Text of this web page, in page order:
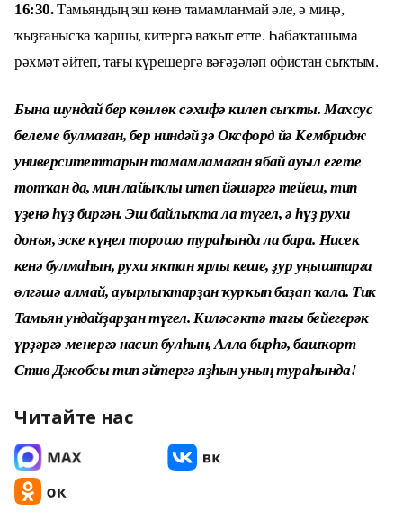
16:30.Тамьяндың эш көнө тамамланмай әле, ә миңә,
ҡыҙғанысҡа ҡаршы, китергә ваҡыт етте. Һабаҡташыма
рәхмәт әйтеп, тағы күрешергә вәғәҙәләп офистан сыҡтым.
Бына шундай бер көнлөк сәхифә килеп сыҡты. Махсус
белеме булмаған, бер ниндәй ҙә Оксфорд йә Кембридж
университеттарын тамамламаған ябай ауыл егете
тотҡан да, мин лайыҡлы итеп йәшәргә тейеш, тип
үҙенә һүҙ биргән. Эш байлыҡта ла түгел, ә һүҙ рухи
донъя, эске күңел торошо тураһында ла бара. Нисек
кенә булмаһын, рухи яҡтан ярлы кеше, ҙур уңыштарға
өлгәшә алмай, ауырлыҡтарҙан ҡурҡып баҙап ҡала. Тик
Тамьян ундайҙарҙан түгел. Киләсәктә тағы бейегерәк
үрҙәргә менергә насип булһын, Алла бирһә, башҡорт
Стив Джобсы тип әйтергә яҙһын уның тураһында!
Читайте нас